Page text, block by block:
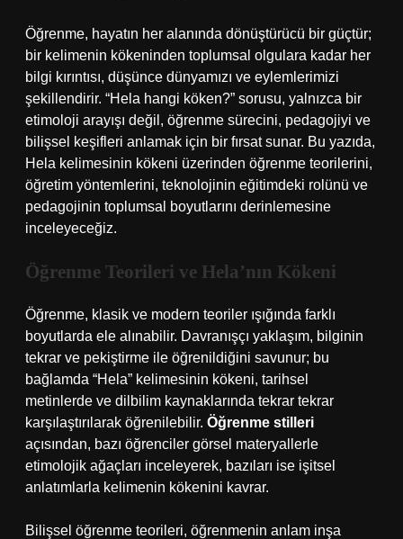
Öğrenme, hayatın her alanında dönüştürücü bir güçtür;
bir kelimenin kökeninden toplumsal olgulara kadar her
bilgi kırıntısı, düşünce dünyamızı ve eylemlerimizi
şekillendirir. “Hela hangi köken?” sorusu, yalnızca bir
etimoloji arayışı değil, öğrenme sürecini, pedagojiyi ve
bilişsel keşifleri anlamak için bir fırsat sunar. Bu yazıda,
Hela kelimesinin kökeni üzerinden öğrenme teorilerini,
öğretim yöntemlerini, teknolojinin eğitimdeki rolünü ve
pedagojinin toplumsal boyutlarını derinlemesine
inceleyeceğiz.
Öğrenme Teorileri ve Hela’nın Kökeni
Öğrenme, klasik ve modern teoriler ışığında farklı
boyutlarda ele alınabilir. Davranışçı yaklaşım, bilginin
tekrar ve pekiştirme ile öğrenildiğini savunur; bu
bağlamda “Hela” kelimesinin kökeni, tarihsel
metinlerde ve dilbilim kaynaklarında tekrar tekrar
karşılaştırılarak öğrenilebilir. Öğrenme stilleri
açısından, bazı öğrenciler görsel materyallerle
etimolojik ağaçları inceleyerek, bazıları ise işitsel
anlatımlarla kelimenin kökenini kavrar.
Bilişsel öğrenme teorileri, öğrenmenin anlam inşa